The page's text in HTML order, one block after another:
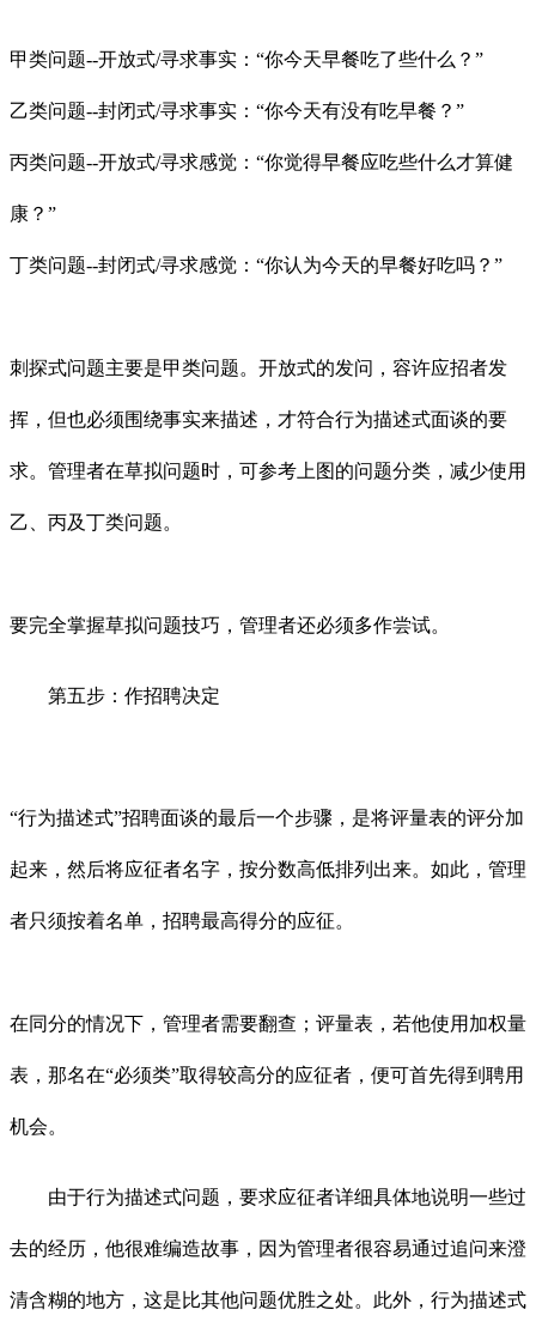
甲类问题--开放式/寻求事实：“你今天早餐吃了些什么？”
乙类问题--封闭式/寻求事实：“你今天有没有吃早餐？”
丙类问题--开放式/寻求感觉：“你觉得早餐应吃些什么才算健
康？”
丁类问题--封闭式/寻求感觉：“你认为今天的早餐好吃吗？”
刺探式问题主要是甲类问题。开放式的发问，容许应招者发
挥，但也必须围绕事实来描述，才符合行为描述式面谈的要
求。管理者在草拟问题时，可参考上图的问题分类，减少使用
乙、丙及丁类问题。
要完全掌握草拟问题技巧，管理者还必须多作尝试。
第五步：作招聘决定
“行为描述式”招聘面谈的最后一个步骤，是将评量表的评分加
起来，然后将应征者名字，按分数高低排列出来。如此，管理
者只须按着名单，招聘最高得分的应征。
在同分的情况下，管理者需要翻查；评量表，若他使用加权量
表，那名在“必须类”取得较高分的应征者，便可首先得到聘用
机会。
由于行为描述式问题，要求应征者详细具体地说明一些过
去的经历，他很难编造故事，因为管理者很容易通过追问来澄
清含糊的地方，这是比其他问题优胜之处。此外，行为描述式